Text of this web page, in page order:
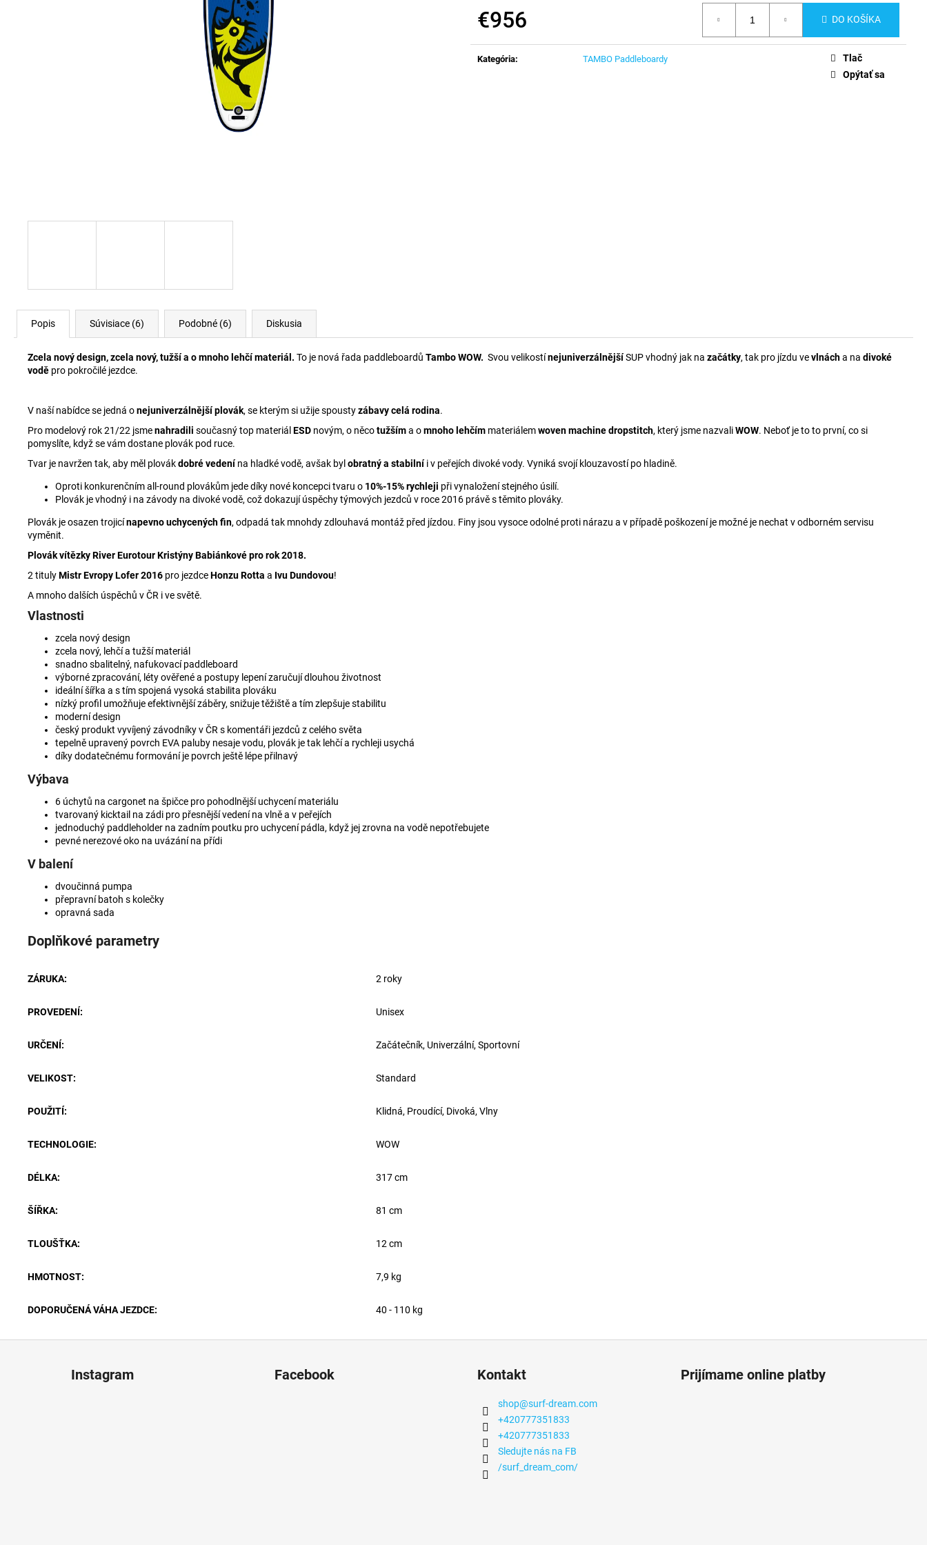
€956 DO KOŠÍKA
Kategória: TAMBO Paddleboardy
Tlač
Opýtať sa
Popis Súvisiace (6) Podobné (6) Diskusia
Zcela nový design, zcela nový, tužší a o mnoho lehčí materiál. To je nová řada paddleboardů Tambo WOW. Svou velikostínejuniverzálnějšíSUP vhodný jak na začátky, tak pro jízdu vevlnácha na divoké
vodě pro pokročilé jezdce.
V naší nabídce se jedná onejuniverzálnější plovák, se kterým si užije spoustyzábavy celá rodina.
Pro modelový rok 21/22 jsmenahradili současný top materiál ESD novým, o něcotužšíma omnoho lehčím materiálemwoven machine dropstitch, který jsme nazvaliWOW. Neboť je to to první, co si
pomyslíte, když se vám dostane plovák pod ruce.
Tvar je navržen tak, aby měl plovákdobré vedení na hladké vodě, avšak byl obratný a stabilní i v peřejích divoké vody. Vyniká svojí klouzavostí po hladině.
Oproti konkurenčním all-round plovákům jede díky nové koncepci tvaru o 10%-15% rychleji při vynaložení stejného úsilí.
Plovák je vhodný i na závody na divoké vodě, což dokazují úspěchy týmových jezdců v roce 2016 právě s těmito plováky.
Plovák je osazen trojicínapevno uchycených fin, odpadá tak mnohdy zdlouhavá montáž před jízdou. Finy jsou vysoce odolné proti nárazu a v případě poškození je možné je nechat v odborném servisu
vyměnit.
Plovák vítězky River Eurotour Kristýny Babiánkové pro rok 2018.
2 titulyMistr Evropy Lofer 2016 pro jezdceHonzu Rotta a Ivu Dundovou!
A mnoho dalších úspěchů v ČR i ve světě.
Vlastnosti
zcela nový design
zcela nový, lehčí a tužší materiál
snadno sbalitelný, nafukovací paddleboard
výborné zpracování, léty ověřené a postupy lepení zaručují dlouhou životnost
ideální šířka a s tím spojená vysoká stabilita plováku
nízký profil umožňuje efektivnější záběry, snižuje těžiště a tím zlepšuje stabilitu
moderní design
český produkt vyvíjený závodníky v ČR s komentáři jezdců z celého světa
tepelně upravený povrch EVA paluby nesaje vodu, plovák je tak lehčí a rychleji usychá
díky dodatečnému formování je povrch ještě lépe přilnavý
Výbava
6 úchytů na cargonet na špičce pro pohodlnější uchycení materiálu
tvarovaný kicktail na zádi pro přesnější vedení na vlně a v peřejích
jednoduchý paddleholder na zadním poutku pro uchycení pádla, když jej zrovna na vodě nepotřebujete
pevné nerezové oko na uvázání na přídi
V balení
dvoučinná pumpa
přepravní batoh s kolečky
opravná sada
Doplňkové parametry
ZÁRUKA: 2 roky
PROVEDENÍ: Unisex
URČENÍ: Začátečník, Univerzální, Sportovní
VELIKOST: Standard
POUŽITÍ: Klidná, Proudící, Divoká, Vlny
TECHNOLOGIE: WOW
DÉLKA: 317 cm
ŠÍŘKA: 81 cm
TLOUŠŤKA: 12 cm
HMOTNOST: 7,9 kg
DOPORUČENÁ VÁHA JEZDCE: 40 - 110 kg
Instagram Facebook Kontakt
shop@surf-dream.com
+420777351833
+420777351833
Sledujte nás na FB
/surf_dream_com/
Prijímame online platby